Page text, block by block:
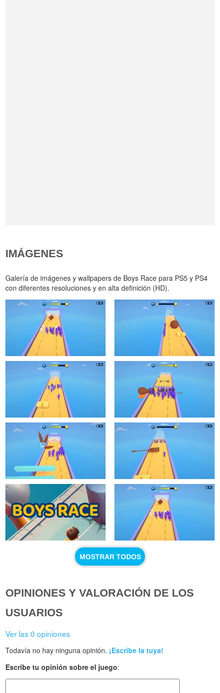
IMÁGENES
Galería de imágenes y wallpapers de Boys Race para PS5 y PS4
con diferentes resoluciones y en alta definición (HD).
MOSTRAR TODOS
OPINIONES Y VALORACIÓN DE LOS
USUARIOS
Ver las 0 opiniones
Todavía no hay ninguna opinión. ¡Escribe la tuya!
Escribe tu opinión sobre el juego: